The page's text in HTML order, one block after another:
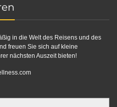
in die Welt des Reisens und des
freuen Sie sich auf kleine
nächsten Auszeit bieten!